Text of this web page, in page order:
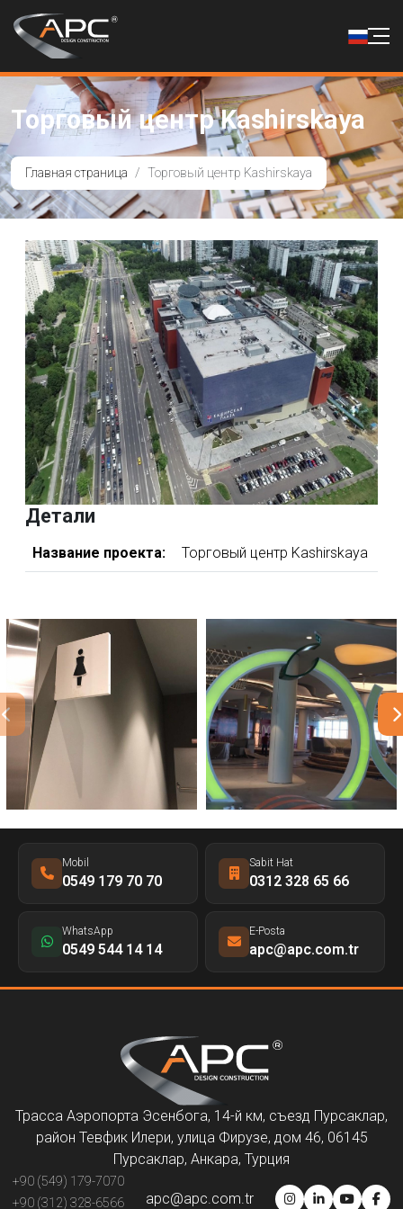
Торговый центр Kashirskaya
Главная страница Торговый центр Kashirskaya
Детали
Название проекта: Торговый центр Kashirskaya
Mobil
0549 179 70 70
Sabit Hat
0312 328 65 66
WhatsApp
0549 544 14 14
E-Posta
apc@apc.com.tr
Трасса Аэропорта Эсенбога, 14-й км, съезд Пурсаклар,
район Тевфик Илери, улица Фирузе, дом 46, 06145
Пурсаклар, Анкара, Турция
+90 (549) 179-7070
+90 (312) 328-6566
apc@apc.com.tr